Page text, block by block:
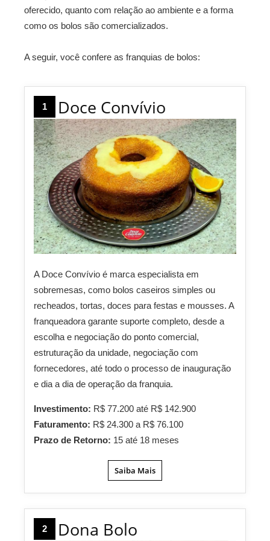
oferecido, quanto com relação ao ambiente e a forma
como os bolos são comercializados.
A seguir, você confere as franquias de bolos:
1 Doce Convívio
A Doce Convívio é marca especialista em
sobremesas, como bolos caseiros simples ou
recheados, tortas, doces para festas e mousses. A
franqueadora garante suporte completo, desde a
escolha e negociação do ponto comercial,
estruturação da unidade, negociação com
fornecedores, até todo o processo de inauguração
e dia a dia de operação da franquia.
Investimento: R$ 77.200 até R$ 142.900
Faturamento: R$ 24.300 a R$ 76.100
Prazo de Retorno: 15 até 18 meses
Saiba Mais
2 Dona Bolo